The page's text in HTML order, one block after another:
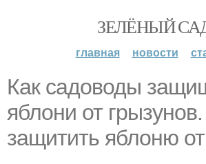
ЗЕЛЁНЫЙ
главная новости
Как садоводы
яблони от
защитить яблоню